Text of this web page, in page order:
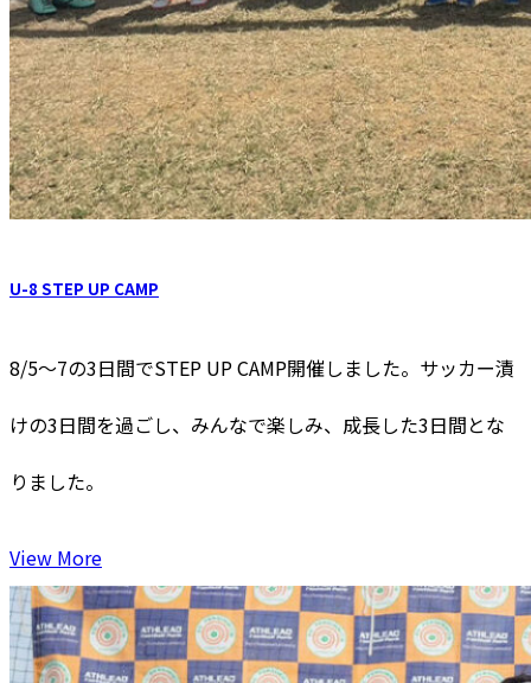
U-8 STEP UP CAMP
8/5〜7の3日間でSTEP UP CAMP開催しました。サッカー漬
けの3日間を過ごし、みんなで楽しみ、成長した3日間とな
りました。
View More